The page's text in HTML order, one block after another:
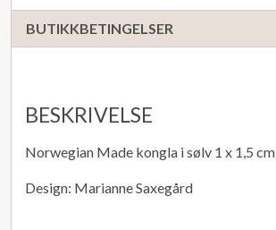
BUTIKKBETINGELSER
BESKRIVELSE
Norwegian Made kongla i sølv 1 x 1,5 cm
Design: Marianne Saxegård